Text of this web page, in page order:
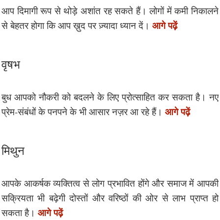
आप दिमागी रूप से थोड़े अशांत रह सकते हैं। लोगों में कमी निकालने
से बेहतर होगा कि आप ख़ुद पर ज़्यादा ध्यान दें। आगे पढ़ें
वृषभ
बुध आपको नौकरी को बदलने के लिए प्रोत्साहित कर सकता है। नए
प्रेम-संबंधों के पनपने के भी आसार नज़र आ रहे हैं। आगे पढ़ें
मिथुन
आपके आकर्षक व्यक्तित्व से लोग प्रभावित होंगे और समाज में आपकी
सक्रियता भी बढ़ेगी दोस्तों और वरिष्ठों की ओर से लाभ प्राप्त हो
सकता है। आगे पढ़ें